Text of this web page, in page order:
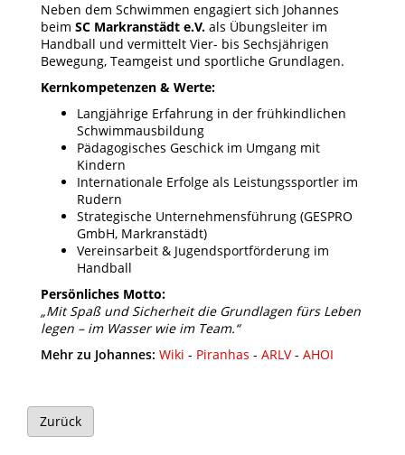
Neben dem Schwimmen engagiert sich Johannes
beim SC Markranstädt e.V. als Übungsleiter im
Handball und vermittelt Vier- bis Sechsjährigen
Bewegung, Teamgeist und sportliche Grundlagen.
Kernkompetenzen & Werte:
Langjährige Erfahrung in der frühkindlichen
Schwimmausbildung
Pädagogisches Geschick im Umgang mit
Kindern
Internationale Erfolge als Leistungssportler im
Rudern
Strategische Unternehmensführung (GESPRO
GmbH, Markranstädt)
Vereinsarbeit & Jugendsportförderung im
Handball
Persönliches Motto:
„Mit Spaß und Sicherheit die Grundlagen fürs Leben
legen – im Wasser wie im Team.“
Mehr zu Johannes: Wiki - Piranhas - ARLV- AHOI
Zurück